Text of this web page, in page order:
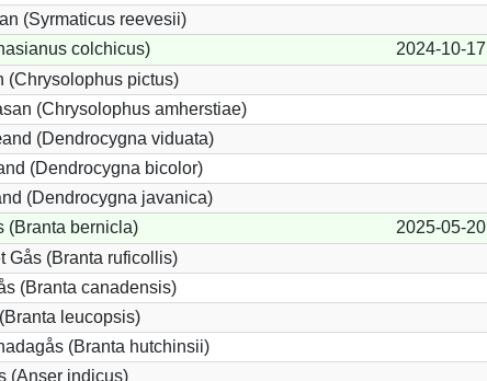
(Syrmaticus reevesii)
colchicus) 2024-10-17
(Chrysolophus pictus)
(Chrysolophus amherstiae)
(Dendrocygna viduata)
(Dendrocygna bicolor)
(Dendrocygna javanica)
(Branta bernicla) 2025-05-20
Gås (Branta ruficollis)
(Branta canadensis)
leucopsis)
(Branta hutchinsii)
(Anser indicus)